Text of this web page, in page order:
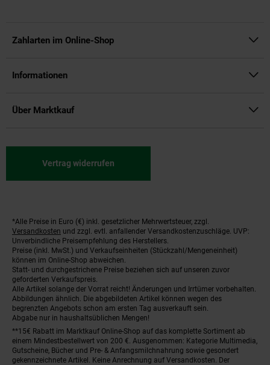
Zahlarten im Online-Shop
Informationen
Über Marktkauf
Vertrag widerrufen
Fußnoten
*Alle Preise in Euro (€) inkl. gesetzlicher Mehrwertsteuer, zzgl.
Versandkosten und zzgl. evtl. anfallender Versandkostenzuschläge. UVP:
Unverbindliche Preisempfehlung des Herstellers.
Preise (inkl. MwSt.) und Verkaufseinheiten (Stückzahl/Mengeneinheit)
können im Online-Shop abweichen.
Statt- und durchgestrichene Preise beziehen sich auf unseren zuvor
geforderten Verkaufspreis.
Alle Artikel solange der Vorrat reicht! Änderungen und Irrtümer vorbehalten.
Abbildungen ähnlich. Die abgebildeten Artikel können wegen des
begrenzten Angebots schon am ersten Tag ausverkauft sein.
Abgabe nur in haushaltsüblichen Mengen!
**15€ Rabatt im Marktkauf Online-Shop auf das komplette Sortiment ab
einem Mindestbestellwert von 200 €. Ausgenommen: Kategorie Multimedia,
Gutscheine, Bücher und Pre- & Anfangsmilchnahrung sowie gesondert
gekennzeichnete Artikel. Keine Anrechnung auf Versandkosten. Der